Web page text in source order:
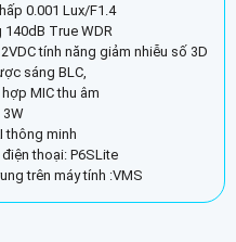
0.001 Lux/F1.4
True WDR
tính năng giảm nhiễu số 3D
sáng BLC,
MIC thu âm
3W
thông minh
thoại: P6SLite
trên máy tính :VMS